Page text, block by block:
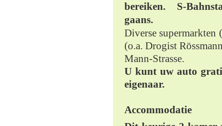
bereiken. S-
gaans.
Diverse supermarkten
(o.a. Drogist
Mann-Strasse.
U kunt uw auto
eigenaar.
Accommodatie